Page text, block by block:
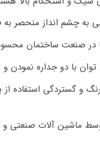
به چشم انداز منحصر به
در صنعت ساختمان
با دو جداره نمودن و
و گستردگی استفاده
ماشین آلات صنعتی